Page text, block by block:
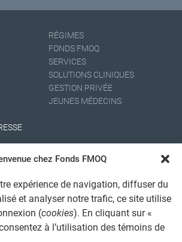
chez Fonds FMOQ
expérience de navigation, diffuser du
et analyser notre trafic, ce site utilise
(cookies). En cliquant sur «
à l’utilisation des témoins de
RÉGIMES
FONDS FMOQ
SERVICES
SOLUTIONS CLINIQUES
GESTION PRIVÉE
JEUNES MÉDECINS